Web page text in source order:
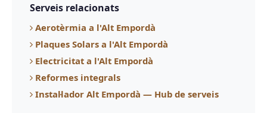
Serveis relacionats
Aerotèrmia a l'Alt Empordà
Plaques Solars a l'Alt Empordà
Electricitat a l'Alt Empordà
Reformes integrals
Instal·lador Alt Empordà — Hub de serveis